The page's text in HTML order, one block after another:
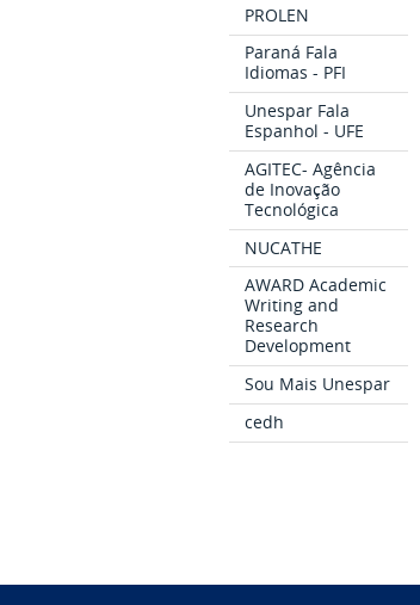
PROLEN
Paraná Fala
Idiomas - PFI
Unespar Fala
Espanhol - UFE
AGITEC- Agência
de Inovação
Tecnológica
NUCATHE
AWARD Academic
Writing and
Research
Development
Sou Mais Unespar
cedh